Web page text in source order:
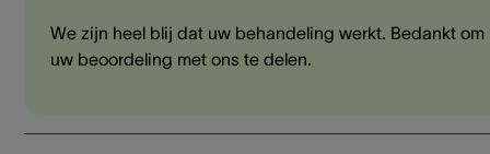
We zijn heel blij dat uw behandeling werkt. Bedankt om
uw beoordeling met ons te delen.